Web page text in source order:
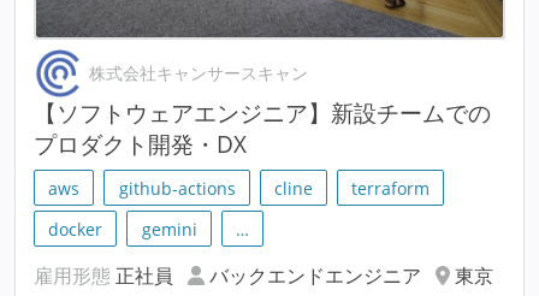
株式会社キャンサースキャン
【ソフトウェアエンジニア】新設チームでの
プロダクト開発・DX
aws github-actions cline
terraform
docker
gemini …
雇用形態 正社員 バックエンドエンジニア
東京